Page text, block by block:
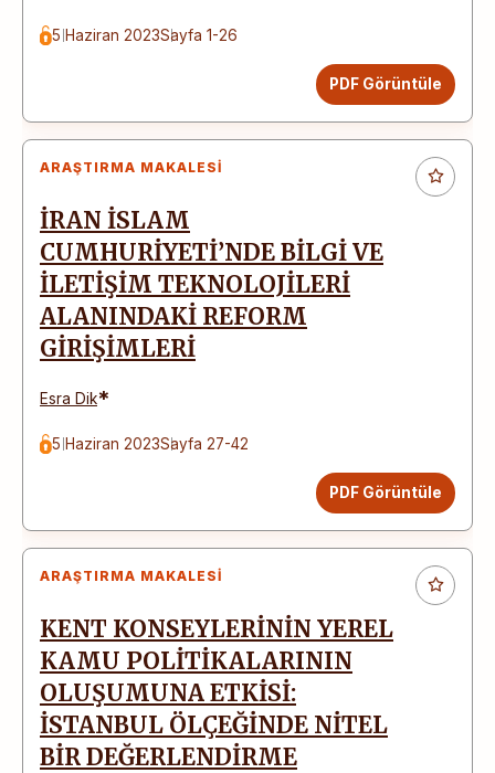
5 Haziran 2023Sayfa 1-26
PDF Görüntüle
ARAŞTIRMA MAKALESI
İRAN İSLAM
CUMHURİYETİ’NDE BİLGİ VE
İLETİŞİM TEKNOLOJİLERİ
ALANINDAKİ REFORM
GİRİŞİMLERİ
Esra Dik*
5 Haziran 2023Sayfa 27-42
PDF Görüntüle
ARAŞTIRMA MAKALESI
KENT KONSEYLERİNİN YEREL
KAMU POLİTİKALARININ
OLUŞUMUNA ETKİSİ:
İSTANBUL ÖLÇEĞİNDE NİTEL
BİR DEĞERLENDİRME